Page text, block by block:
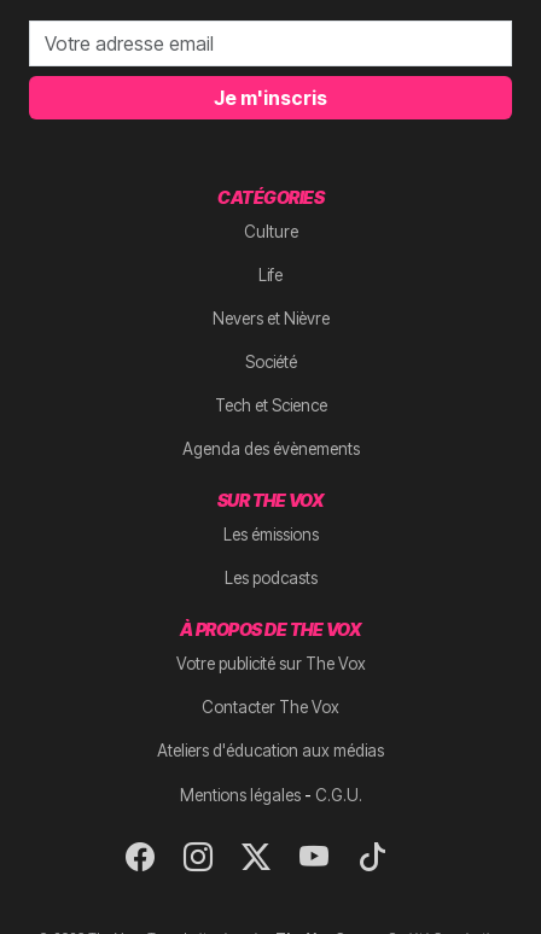
Je m'inscris
CATÉGORIES
Culture
Life
Nevers et Nièvre
Société
Tech et Science
Agenda des évènements
SUR THE VOX
Les émissions
Les podcasts
À PROPOS DE THE VOX
Votre publicité sur The Vox
Contacter The Vox
Ateliers d'éducation aux médias
Mentions légales- C.G.U.